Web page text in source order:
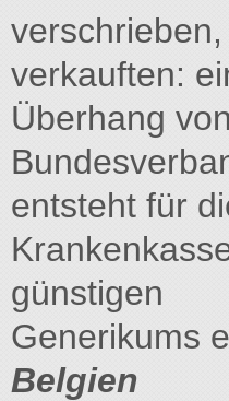
verkauften:
Überhang
entsteht für
günstigen
Generikums
Belgien